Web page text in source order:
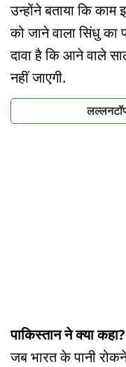
उन्होंने बताया कि काम
को जाने वाला सिंधु का
दावा है कि आने वाले
नहीं जाएगी.
पाकिस्तान ने क्या कहा?
जब भारत के पानी